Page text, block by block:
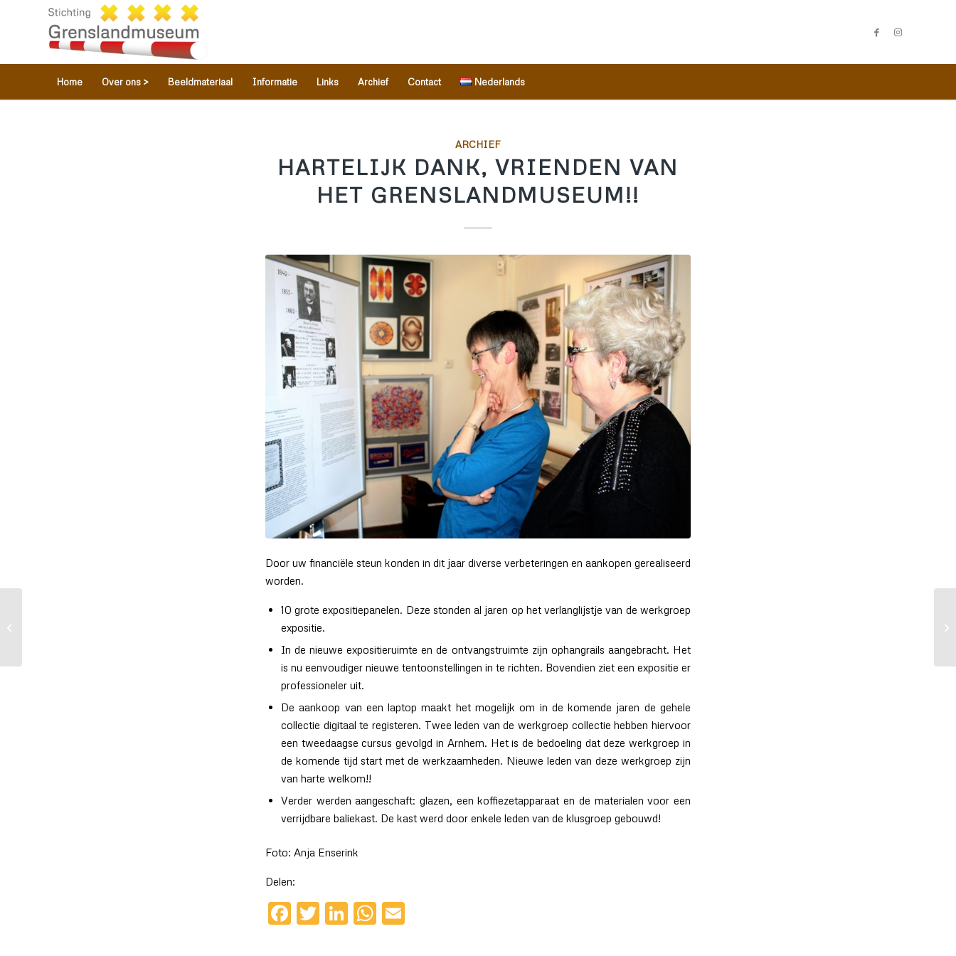
Home Over ons > Beeldmateriaal Informatie Links Archief Contact Nederlands
ARCHIEF
HARTELIJK DANK, VRIENDEN VAN
HET GRENSLANDMUSEUM!!
Door uw financiële steun konden in dit jaar diverse verbeteringen en aankopen gerealiseerd
worden.
10 grote expositiepanelen. Deze stonden al jaren op het verlanglijstje van de werkgroep
expositie.
In de nieuwe expositieruimte en de ontvangstruimte zijn ophangrails aangebracht. Het
is nu eenvoudiger nieuwe tentoonstellingen in te richten. Bovendien ziet een expositie er
professioneler uit.
De aankoop van een laptop maakt het mogelijk om in de komende jaren de gehele
collectie digitaal te registeren. Twee leden van de werkgroep collectie hebben hiervoor
een tweedaagse cursus gevolgd in Arnhem. Het is de bedoeling dat deze werkgroep in
de komende tijd start met de werkzaamheden. Nieuwe leden van deze werkgroep zijn
van harte welkom!!
Verder werden aangeschaft: glazen, een koffiezetapparaat en de materialen voor een
verrijdbare baliekast. De kast werd door enkele leden van de klusgroep gebouwd!
Foto: Anja Enserink
Delen:
Facebook
Twitter
LinkedIn
WhatsApp